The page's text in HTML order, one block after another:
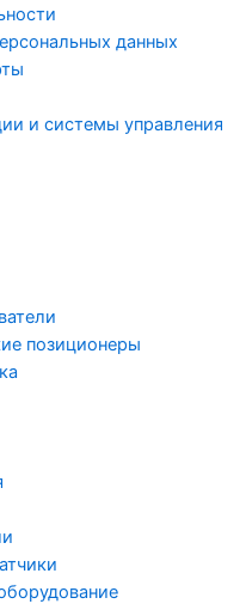
данных
и системы управления
позиционеры